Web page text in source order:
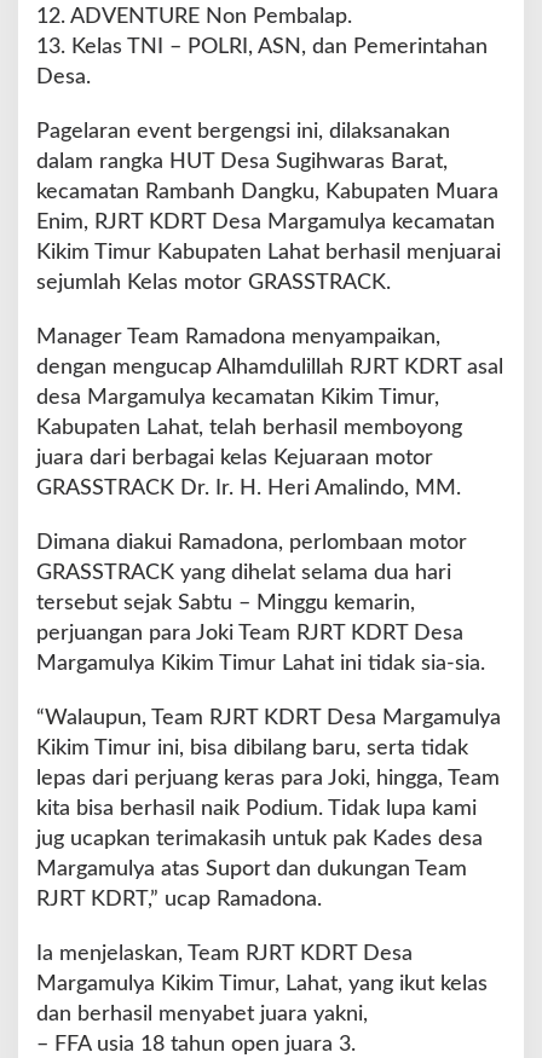
12. ADVENTURE Non Pembalap.
13. Kelas TNI – POLRI, ASN, dan Pemerintahan
Desa.
Pagelaran event bergengsi ini, dilaksanakan
dalam rangka HUT Desa Sugihwaras Barat,
kecamatan Rambanh Dangku, Kabupaten Muara
Enim, RJRT KDRT Desa Margamulya kecamatan
Kikim Timur Kabupaten Lahat berhasil menjuarai
sejumlah Kelas motor GRASSTRACK.
Manager Team Ramadona menyampaikan,
dengan mengucap Alhamdulillah RJRT KDRT asal
desa Margamulya kecamatan Kikim Timur,
Kabupaten Lahat, telah berhasil memboyong
juara dari berbagai kelas Kejuaraan motor
GRASSTRACK Dr. Ir. H. Heri Amalindo, MM.
Dimana diakui Ramadona, perlombaan motor
GRASSTRACK yang dihelat selama dua hari
tersebut sejak Sabtu – Minggu kemarin,
perjuangan para Joki Team RJRT KDRT Desa
Margamulya Kikim Timur Lahat ini tidak sia-sia.
“Walaupun, Team RJRT KDRT Desa Margamulya
Kikim Timur ini, bisa dibilang baru, serta tidak
lepas dari perjuang keras para Joki, hingga, Team
kita bisa berhasil naik Podium. Tidak lupa kami
jug ucapkan terimakasih untuk pak Kades desa
Margamulya atas Suport dan dukungan Team
RJRT KDRT,” ucap Ramadona.
Ia menjelaskan, Team RJRT KDRT Desa
Margamulya Kikim Timur, Lahat, yang ikut kelas
dan berhasil menyabet juara yakni,
– FFA usia 18 tahun open juara 3.